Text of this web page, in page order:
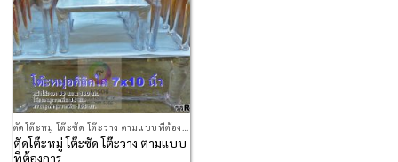
ตัดโต๊ะหมู่ โต๊ะซัด โต๊ะวาง ตามแบบ
ที่ต้องการ